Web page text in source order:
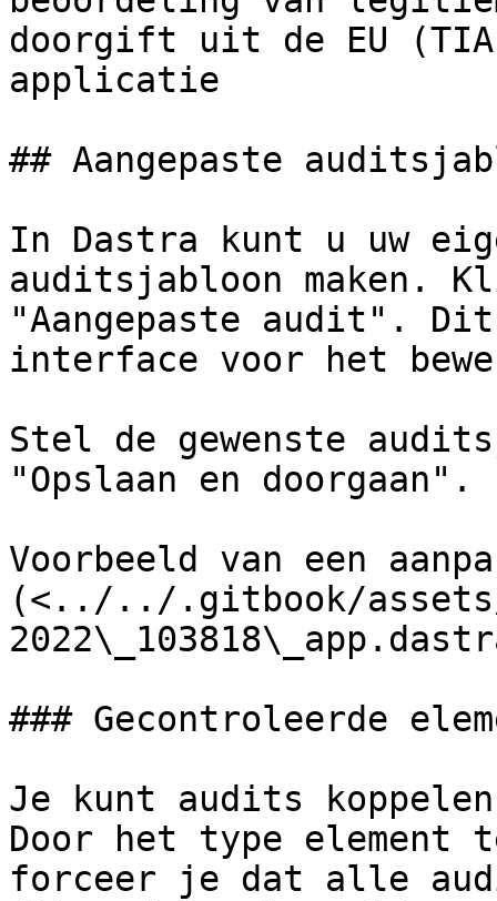
doorgift uit de EU
applicatie
## Aangepaste
In Dastra kunt u uw
auditsjabloon maken.
"Aangepaste audit".
interface voor het
Stel de gewenste
"Opslaan en doorgaan".
Voorbeeld van een
(<../../.gitbook/assets/
### Gecontroleerde
Je kunt audits
Door het type element
forceer je dat alle